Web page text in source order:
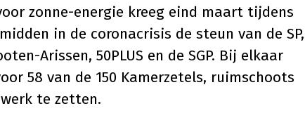
zonne-energie kreeg eind maart tijdens
in de coronacrisis de steun van de SP,
Arissen, 50PLUS en de SGP. Bij elkaar
58 van de 150 Kamerzetels, ruimschoots
te zetten.